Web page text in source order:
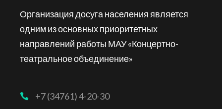
Организация досуга населения является
одним из основных приоритетных
направлений работы МАУ «Концертно-
театральное объединение»
+7 (34761) 4-20-30